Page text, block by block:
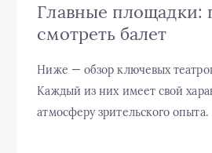
Главные площадки:
смотреть балет
Ниже — обзор ключевых
Каждый из них имеет свой
атмосферу зрительского опыта.